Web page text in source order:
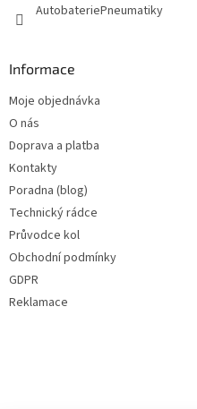
AutobateriePneumatiky
Informace
Moje objednávka
O nás
Doprava a platba
Kontakty
Poradna (blog)
Technický rádce
Průvodce kol
Obchodní podmínky
GDPR
Reklamace